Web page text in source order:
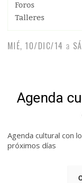
Foros
Talleres
MIÉ, 10/DIC/14 a
Agenda
Agenda cultural con
próximos días